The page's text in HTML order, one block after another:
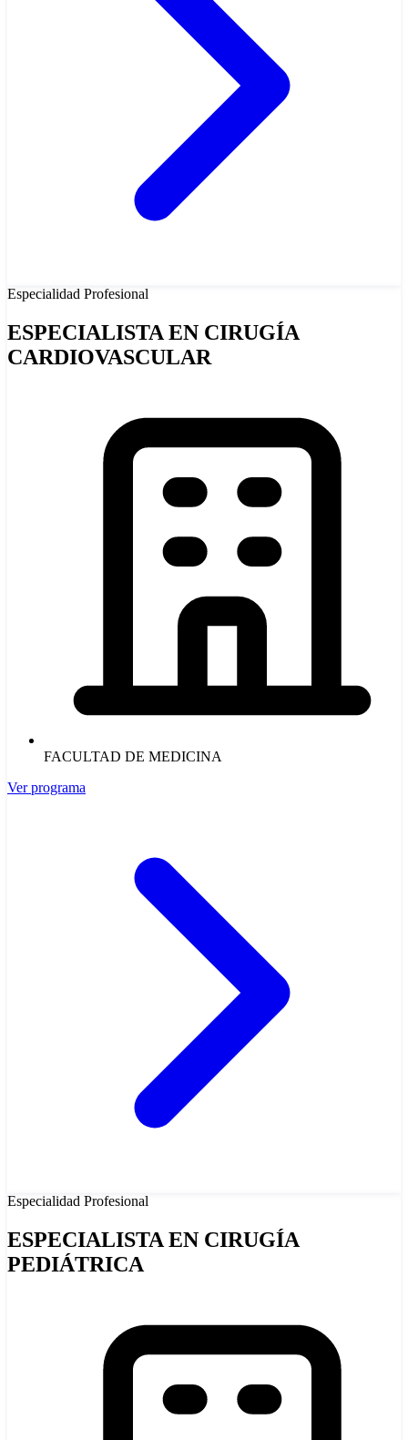
Especialidad Profesional
ESPECIALISTA EN CIRUGÍA
CARDIOVASCULAR
FACULTAD DE MEDICINA
Ver programa
Especialidad Profesional
ESPECIALISTA EN CIRUGÍA
PEDIÁTRICA